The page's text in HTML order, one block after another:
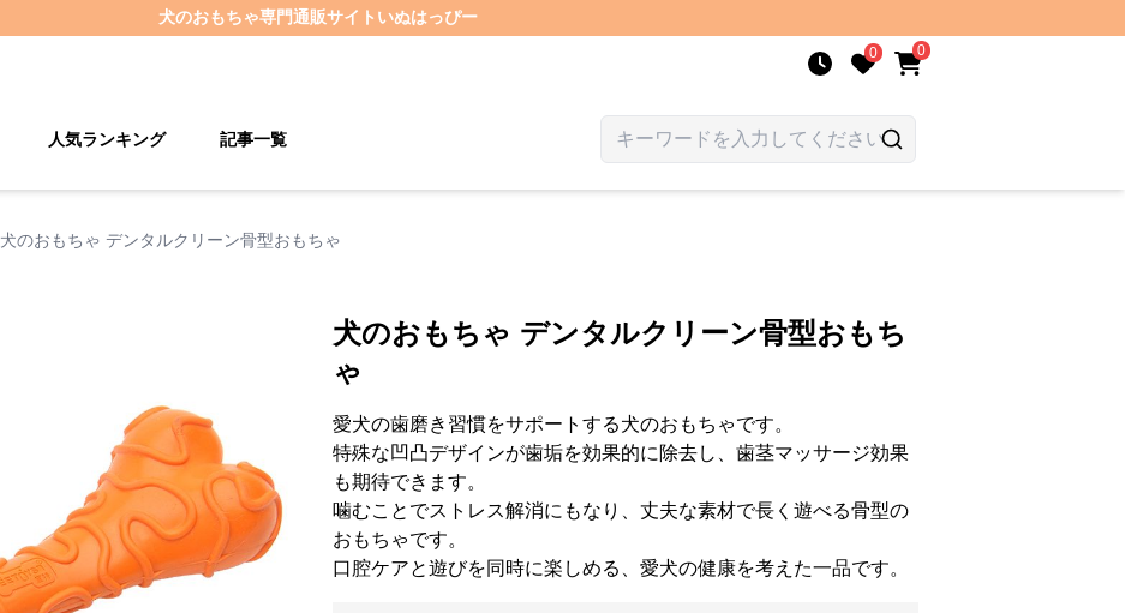
犬のおもちゃ専門通販サイト いぬはっぴー
0 0
人気ランキング 記事一覧
犬のおもちゃ デンタルクリーン骨型おもちゃ
犬のおもちゃ デンタルクリーン骨型おもち
ゃ
愛犬の歯磨き習慣をサポートする犬のおもちゃです。
特殊な凹凸デザインが歯垢を効果的に除去し、歯茎マッサージ効果
も期待できます。
噛むことでストレス解消にもなり、丈夫な素材で長く遊べる骨型の
おもちゃです。
口腔ケアと遊びを同時に楽しめる、愛犬の健康を考えた一品です。